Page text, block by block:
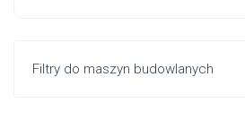
Filtry do maszyn budowlanych